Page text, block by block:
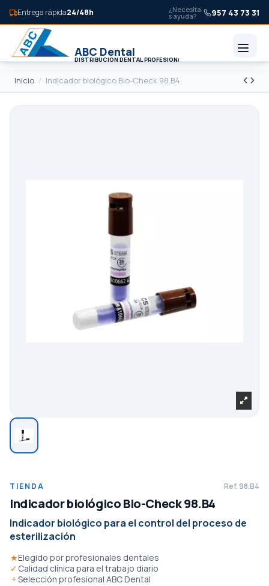
Entrega rápida24/48h ¿Necesita
s ayuda? 957 43 73 31
Inicio Indicador biológico Bio-Check 98.B4
TIENDA Ref. 98.B4
Indicador biológico Bio-Check 98.B4
Indicador biológico para el control del proceso de
esterilización
★Elegido por profesionales dentales
✓ Calidad clínica para el trabajo diario
+ Selección profesional ABC Dental